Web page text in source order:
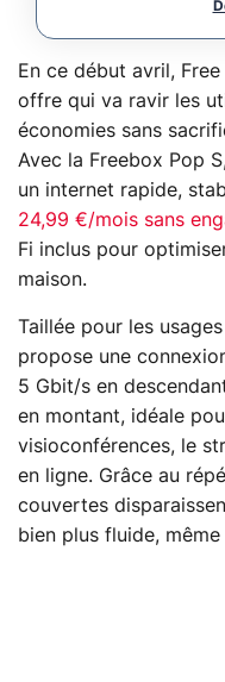
En ce début avril,
offre qui va ravir les
économies sans
Avec la Freebox Pop
un internet rapide,
24,99 €/mois sans
Fi inclus pour
maison.
Taillée pour les
propose une
5 Gbit/s en
en montant, idéale
visioconférences, le
en ligne. Grâce au
couvertes
bien plus fluide,